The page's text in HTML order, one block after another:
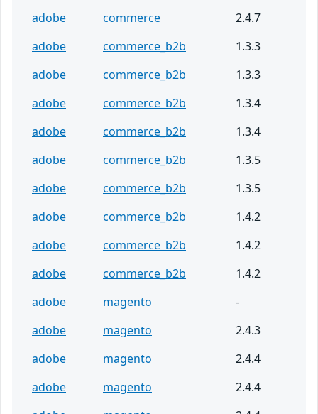
adobe
commerce
2.4.7
adobe
commerce_b2b
1.3.3
adobe
commerce_b2b
1.3.3
adobe
commerce_b2b
1.3.4
adobe
commerce_b2b
1.3.4
adobe
commerce_b2b
1.3.5
adobe
commerce_b2b
1.3.5
adobe
commerce_b2b
1.4.2
adobe
commerce_b2b
1.4.2
adobe
commerce_b2b
1.4.2
adobe
magento
-
adobe
magento
2.4.3
adobe
magento
2.4.4
adobe
magento
2.4.4